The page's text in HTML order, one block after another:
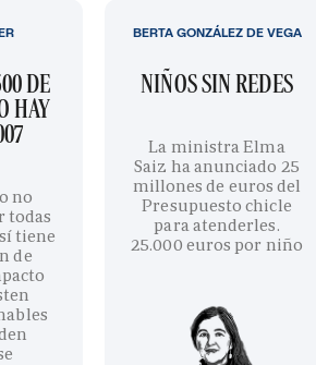
DE
HAY
no
todas
tiene
de
NIÑOS SIN REDES
La ministra Elma
Saiz ha anunciado 25
millones de euros del
Presupuesto chicle
para atenderles.
25.000 euros por niño
BERTA GONZÁLEZ DE VEGA